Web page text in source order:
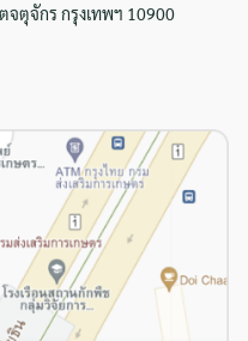
จตุจักร กรุงเทพฯ 10900